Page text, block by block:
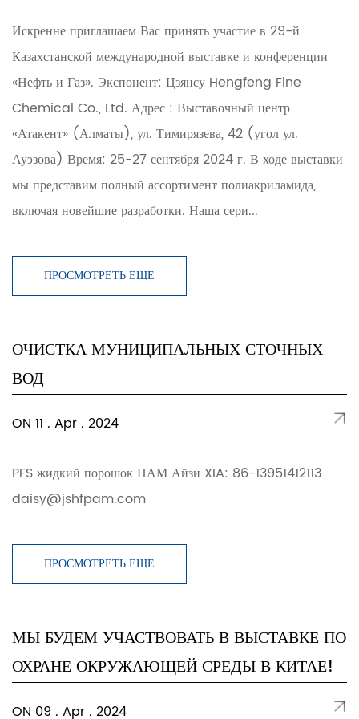
Искренне приглашаем Вас принять участие в 29-й
Казахстанской международной выставке и конференции
«Нефть и Газ». Экспонент: Цзянсу Hengfeng Fine
Chemical Co., Ltd. Адрес : Выставочный центр
«Атакент» (Алматы), ул. Тимирязева, 42 (угол ул.
Ауэзова) Время: 25-27 сентября 2024 г. В ходе выставки
мы представим полный ассортимент полиакриламида,
включая новейшие разработки. Наша сери...
ПРОСМОТРЕТЬ ЕЩЕ
ОЧИСТКА МУНИЦИПАЛЬНЫХ СТОЧНЫХ
ВОД
ON 11 . Apr . 2024
PFS жидкий порошок ПАМ Айзи XIA: 86-13951412113
daisy@jshfpam.com
ПРОСМОТРЕТЬ ЕЩЕ
МЫ БУДЕМ УЧАСТВОВАТЬ В ВЫСТАВКЕ ПО
ОХРАНЕ ОКРУЖАЮЩЕЙ СРЕДЫ В КИТАЕ!
ON 09 . Apr . 2024